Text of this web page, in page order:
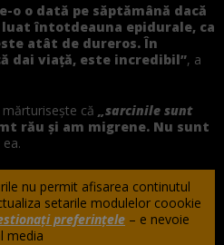
o o dată pe săptămână dacă
luat întotdeauna epidurale, ca
atât de dureros. În
dai viață, este incredibil”, a
că „sarcinile sunt
rău și am migrene. Nu sunt
nu permit afisarea continutul
setarile modulelor coookie
preferințele – e nevoie
media